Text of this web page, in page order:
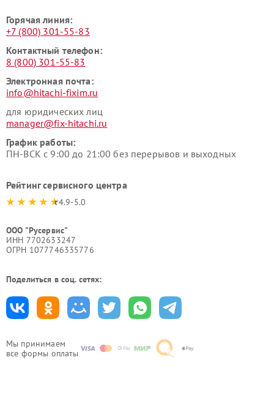
Мы принимаем
все формы оплаты
Горячая линия:
+7 (800) 301-55-83
Контактный телефон:
8 (800) 301-55-83
Электронная почта:
info@hitachi-fixim.ru
для юридических лиц
manager@fix-hitachi.ru
График работы:
ПН-ВСК с 9:00 до 21:00 без перерывов и выходных
Рейтинг сервисного центра
4.9-5.0
ООО "Русервис"
ИНН 7702633247
ОГРН 1077746335776
Поделиться в соц. сетях: